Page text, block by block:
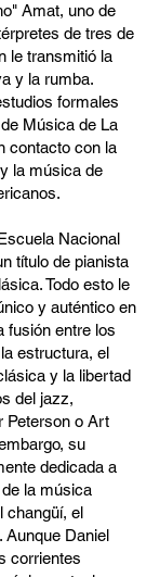
Amat, uno de
de tres de
le transmitió la
y la rumba.
formales
Música de La
contacto con la
la música de
Nacional
título de pianista
Todo esto le
y auténtico en
fusión entre los
estructura, el
y la libertad
del jazz,
Peterson o Art
su
dedicada a
la música
changüí, el
Daniel
corrientes